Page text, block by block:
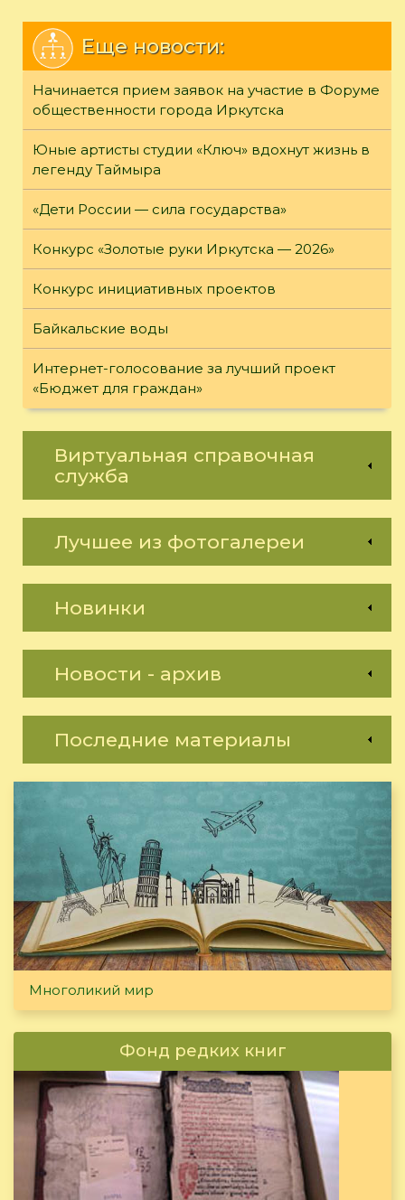
Еще новости:
Начинается прием заявок на участие в Форуме
общественности города Иркутска
Юные артисты студии «Ключ» вдохнут жизнь в
легенду Таймыра
«Дети России — сила государства»
Конкурс «Золотые руки Иркутска — 2026»
Конкурс инициативных проектов
Байкальские воды
Интернет-голосование за лучший проект
«Бюджет для граждан»
Виртуальная справочная
служба
Лучшее из фотогалереи
Новинки
Новости - архив
Последние материалы
Многоликий мир
Фонд редких книг